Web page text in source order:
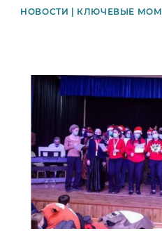
НОВОСТИ | КЛЮЧЕВЫЕ
News image